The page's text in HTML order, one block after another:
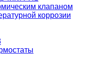
клапаном
коррозии